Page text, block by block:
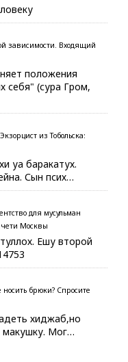
зависимости. Входящий
положения
себя" (сура Гром,
Экзорцист из Тобольска:
уа баракатух.
Сын псих…
для мусульман
Москвы
Ешу второй
брюки? Спросите
хиджаб,но
макушку. Мог…